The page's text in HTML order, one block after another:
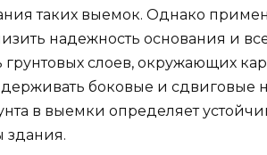
таких выемок. Однако
надежность основания и
грунтовых слоев, окружающих
боковые и сдвиговые
в выемки определяет
здания.